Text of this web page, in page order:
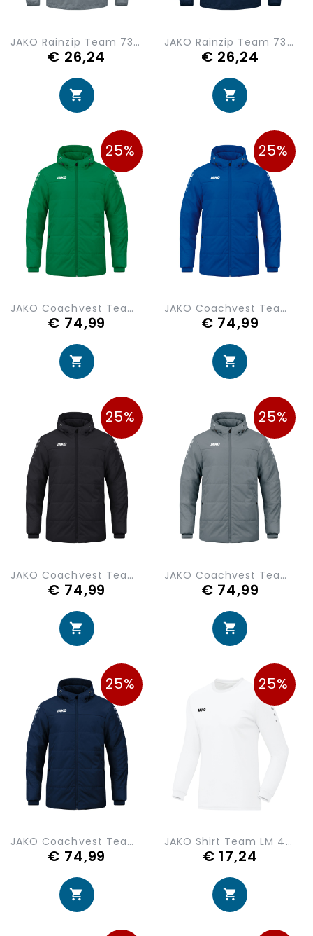
JAKO Rainzip Team 7302-840
€ 26,24
JAKO Rainzip Team 7302-900
€ 26,24
25%
JAKO Coachvest Team met Kap 7103-200
€ 74,99
25%
JAKO Coachvest Team met Kap 7103-400
€ 74,99
25%
JAKO Coachvest Team met Kap 7103-800
€ 74,99
25%
JAKO Coachvest Team met Kap 7103-840
€ 74,99
25%
JAKO Coachvest Team met Kap 7103-900
€ 74,99
25%
JAKO Shirt Team LM 4333-00
€ 17,24